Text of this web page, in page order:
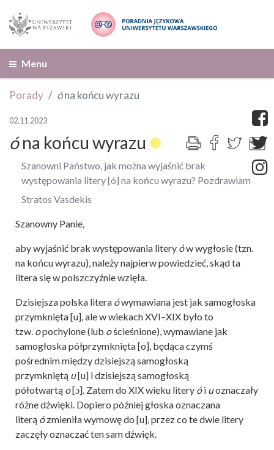
Menu
Porady óna końcu wyrazu
02.11.2023
óna końcu wyrazu
Szanowni Państwo, jak można wyjaśnić brak
występowania litery [ó] na końcu wyrazu? Pozdrawiam
Stratos Vasdekis
Szanowny Panie,
aby wyjaśnić brak występowania litery ów wygłosie (tzn.
na końcu wyrazu), należy najpierw powiedzieć, skąd ta
litera się w polszczyźnie wzięła.
Dzisiejsza polska litera ówymawiana jest jak samogłoska
przymknięta [u], ale w wiekach XVI–XIX było to
tzw. opochylone (lub ościeśnione), wymawiane jak
samogłoska półprzymknięta [o], będąca czymś
pośrednim między dzisiejszą samogłoską
przymkniętą u[u] i dzisiejszą samogłoską
półotwartą o[ɔ]. Zatem do XIX wieku litery ói uoznaczały
różne dźwięki. Dopiero później głoska oznaczana
literą ózmieniła wymowę do [u], przez co te dwie litery
zaczęły oznaczać ten sam dźwięk.